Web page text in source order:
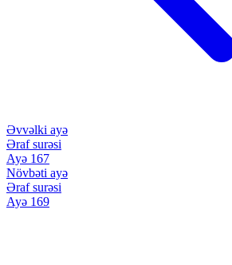
Əvvəlki ayə
Əraf surəsi
Ayə 167
Növbəti ayə
Əraf surəsi
Ayə 169